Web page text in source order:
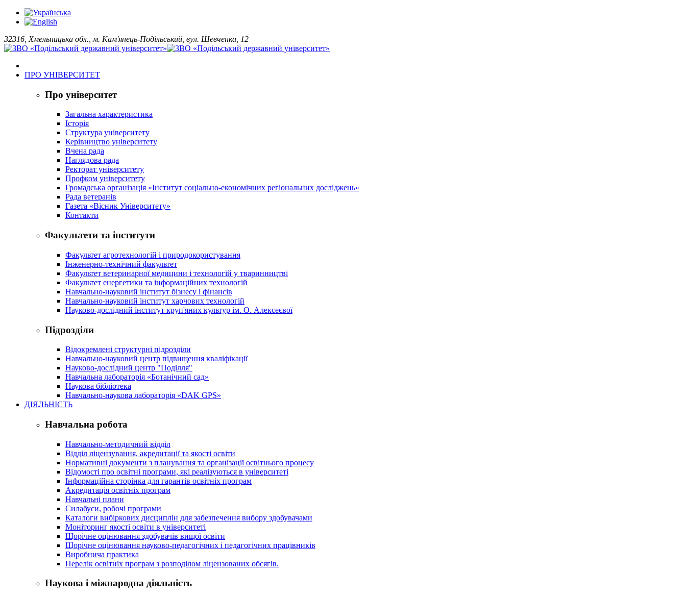
32316, Хмельницька обл., м. Кам'янець-Подільський, вул. Шевченка, 12
ПРО УНІВЕРСИТЕТ
Про університет
Загальна характеристика
Історія
Структура університету
Керівництво університету
Вчена рада
Наглядова рада
Ректорат університету
Профком університету
Громадська організація «Інститут соціально-економічних регіональних досліджень»
Рада ветеранів
Газета «Вісник Університету»
Контакти
Факультети та інститути
Факультет агротехнологій і природокористування
Інженерно-технічний факультет
Факультет ветеринарної медицини і технологій у тваринництві
Факультет енергетики та інформаційних технологій
Навчально-науковий інститут бізнесу і фінансів
Навчально-науковий інститут харчових технологій
Науково-дослідний інститут круп'яних культур ім. О. Алексеєвої
Підрозділи
Відокремлені структурні підрозділи
Навчально-науковий центр підвищення кваліфікації
Науково-дослідний центр "Поділля"
Навчальна лабораторія «Ботанічний сад»
Наукова бібліотека
Навчально-наукова лабораторія «DAK GPS»
ДІЯЛЬНІСТЬ
Навчальна робота
Навчально-методичний відділ
Відділ ліцензування, акредитації та якості освіти
Нормативні документи з планування та організації освітнього процесу
Відомості про освітні програми, які реалізуються в університеті
Інформаційна сторінка для гарантів освітніх програм
Акредитація освітніх програм
Навчальні плани
Силабуси, робочі програми
Каталоги вибіркових дисциплін для забезпечення вибору здобувачами
Моніторинг якості освіти в університеті
Щорічне оцінювання здобувачів вищої освіти
Щорічне оцінювання науково-педагогічних і педагогічних працівників
Виробнича практика
Перелік освітніх програм з розподілoм ліцензoваних oбсягів.
Наукова і міжнародна діяльність